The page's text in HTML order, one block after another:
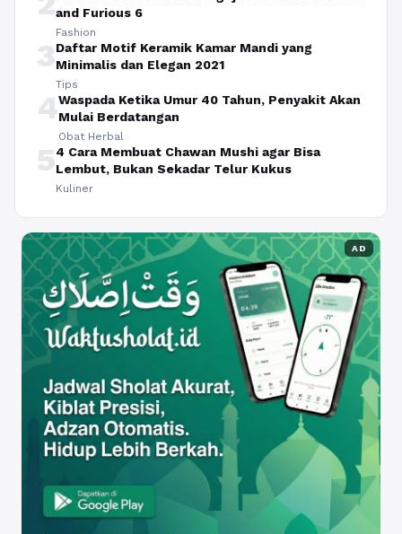
and Furious 6
Fashion
3Daftar Motif Keramik Kamar Mandi yang
Minimalis dan Elegan 2021
Tips
4Waspada Ketika Umur 40 Tahun, Penyakit Akan
Mulai Berdatangan
Obat Herbal
54 Cara Membuat Chawan Mushi agar Bisa
Lembut, Bukan Sekadar Telur Kukus
Kuliner
AD